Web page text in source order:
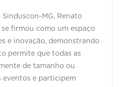
MG, Renato
firmou como um espaço
e inovação, demonstrando
permite que todas as
de tamanho ou
eventos e participem